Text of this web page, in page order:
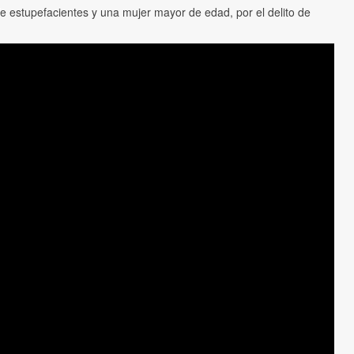
estupefacientes y una mujer mayor de edad, por el delito de